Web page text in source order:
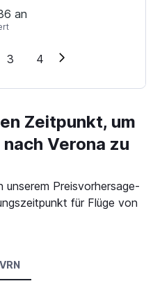
an
3 4
Zeitpunkt, um
Verona zu
Preisvorhersage-
für Flüge von